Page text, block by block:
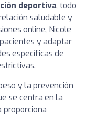
deportiva, todo
saludable y
online, Nicole
y adaptar
específicas de
y la prevención
se centra en la
proporciona